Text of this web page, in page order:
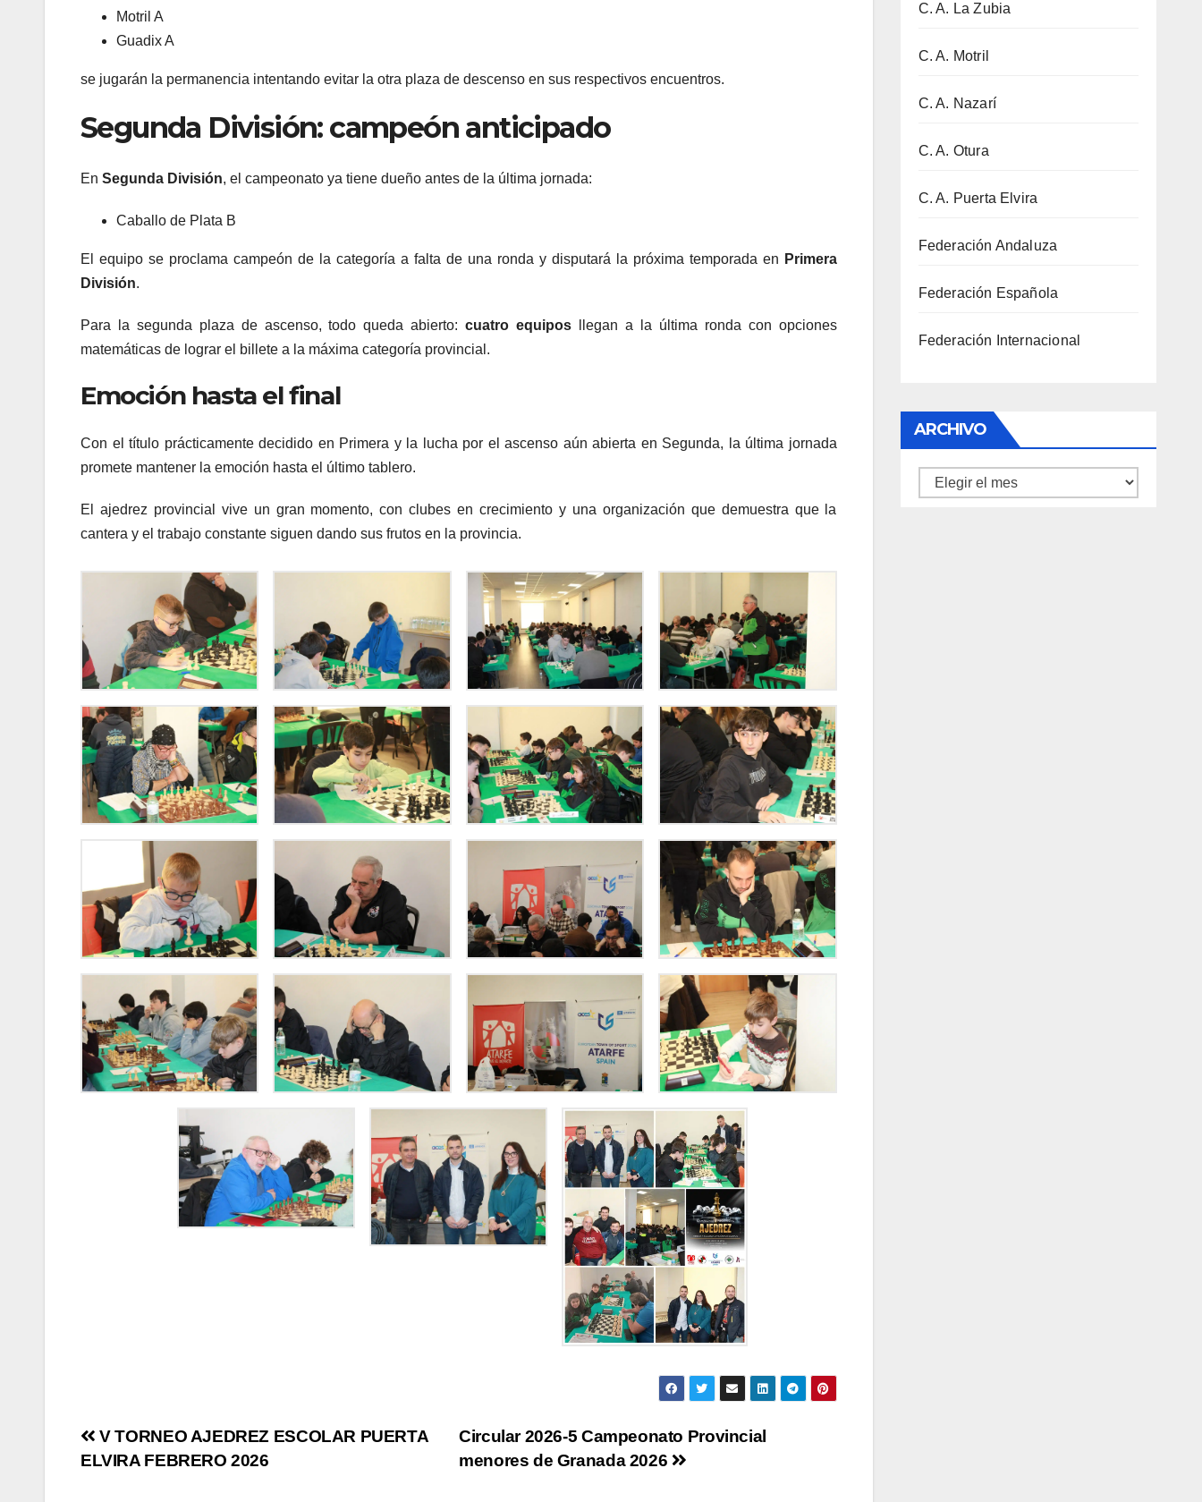
Motril A
Guadix A
se jugarán la permanencia intentando evitar la otra plaza de descenso en sus respectivos encuentros.
Segunda División: campeón anticipado
En Segunda División, el campeonato ya tiene dueño antes de la última jornada:
Caballo de Plata B
El equipo se proclama campeón de la categoría a falta de una ronda y disputará la próxima temporada en Primera
División.
Para la segunda plaza de ascenso, todo queda abierto:cuatro equipos llegan a la última ronda con opciones
matemáticas de lograr el billete a la máxima categoría provincial.
Emoción hasta el final
Con el título prácticamente decidido en Primera y la lucha por el ascenso aún abierta en Segunda, la última jornada
promete mantener la emoción hasta el último tablero.
El ajedrez provincial vive un gran momento, con clubes en crecimiento y una organización que demuestra que la
cantera y el trabajo constante siguen dando sus frutos en la provincia.
Navegación
Circular 2026-5 Campeonato Provincial
menores de Granada 2026
V TORNEO AJEDREZ ESCOLAR PUERTA
ELVIRA FEBRERO 2026
C. A. La Zubia
C. A. Motril
C. A. Nazarí
C. A. Otura
C. A. Puerta Elvira
Federación Andaluza
Federación Española
Federación Internacional
ARCHIVO
Archivo